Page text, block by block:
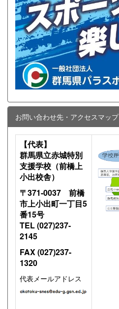
お問い合わせ先・アクセスマップ
【代表】
群馬県立赤城特別
支援学校（前橋上
小出校舎）
〒371-0037 前橋
市上小出町一丁目5
番15号
TEL (027)237-
2145
FAX (027)237-
1320
代表メールアドレス